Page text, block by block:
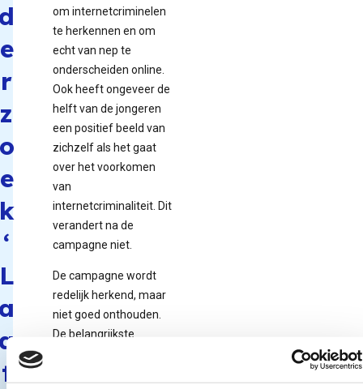
e
r
z
e
‘
t
om internetcriminelen
te herkennen en om
echt van nep te
onderscheiden online.
Ook heeft ongeveer de
helft van de jongeren
een positief beeld van
zichzelf als het gaat
over het voorkomen
van
internetcriminaliteit. Dit
verandert na de
campagne niet.
De campagne wordt
redelijk herkend, maar
niet goed onthouden.
De belangrijkste